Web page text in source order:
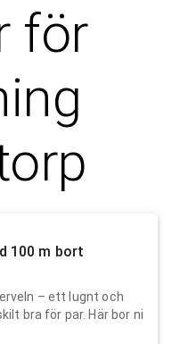
för
100 m bort
– ett lugnt och
bra för par. Här bor ni